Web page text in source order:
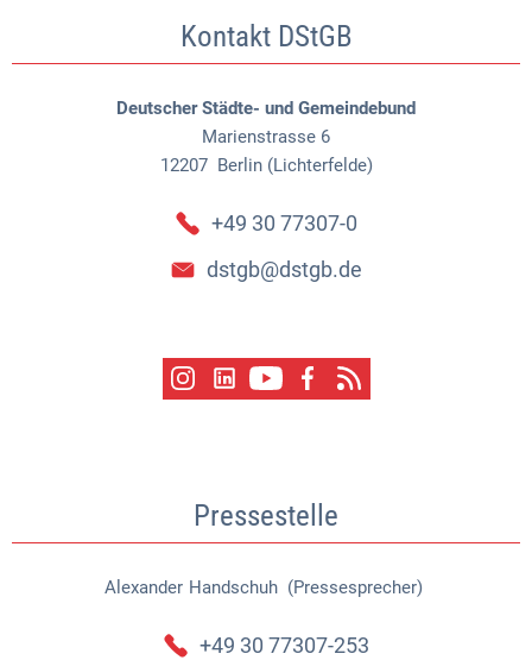
Kontakt DStGB
Deutscher Städte- und Gemeindebund
Marienstrasse 6
12207 Berlin (Lichterfelde)
+49 30 77307-0
dstgb@dstgb.de
Pressestelle
Alexander Handschuh (Pressesprecher)
Alexander Handschuh
+49 30 77307-253